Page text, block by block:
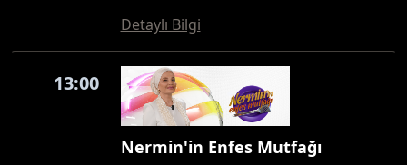
Detaylı Bilgi
13:00
Nermin'in Enfes Mutfağı